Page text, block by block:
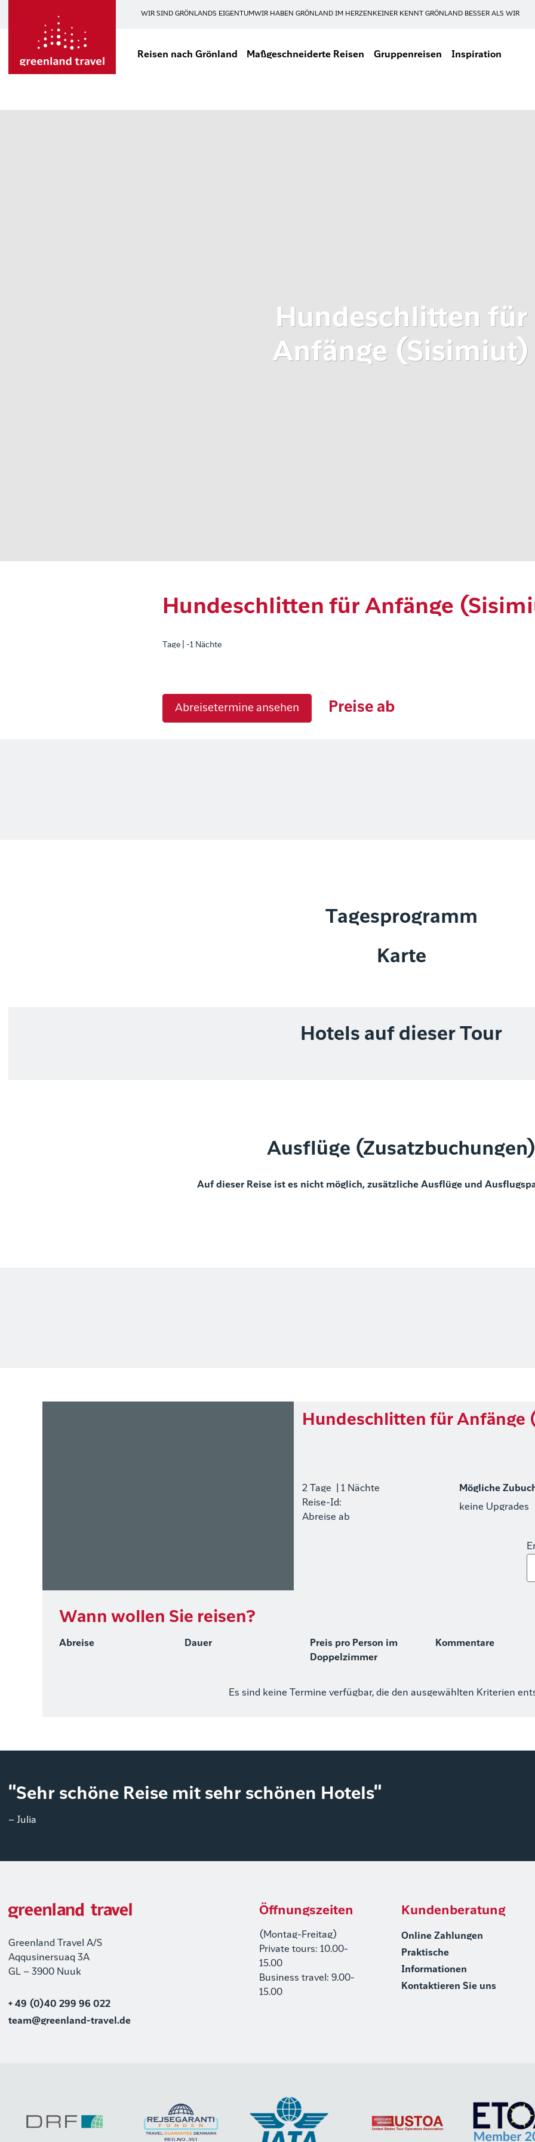
WIR SIND GRÖNLANDS EIGENTUMWIR HABEN GRÖNLAND IM HERZEN KEINER KENNT GRÖNLAND BESSER ALS WIR
Reisen nach Grönland Maßgeschneiderte Reisen Gruppenreisen Inspiration
Hundeschlitten für
Anfänge (Sisimiut)
Hundeschlitten für Anfänge
Tage | -1 Nächte
Abreisetermine ansehen Preise ab
Tagesprogramm
Karte
Hotels auf dieser Tour
Ausflüge
Auf dieser Reise ist es nicht möglich, zusätzliche Ausflüge und
Hundeschlitten für Anfänge
2 Tage
| 1 Nächte
Reise-Id:
Abreise ab
Mögliche
keine Upgrades
Wann wollen Sie reisen?
Abreise Dauer
Preis pro Person im
Doppelzimmer
Kommentare
Es sind keine Termine verfügbar, die den ausgewählten Kriterien
"Sehr schöne Reise mit sehr schönen Hotels"
– Julia
Greenland Travel A/S
Aqqusinersuaq 3A
GL – 3900 Nuuk
+ 49 (0)40 299 96 022
team@greenland-travel.de
Öffnungszeiten
(Montag-Freitag)
Private tours: 10.00-
15.00
Business travel: 9.00-
15.00
Kundenberatung
Online Zahlungen
Praktische
Informationen
Kontaktieren Sie uns